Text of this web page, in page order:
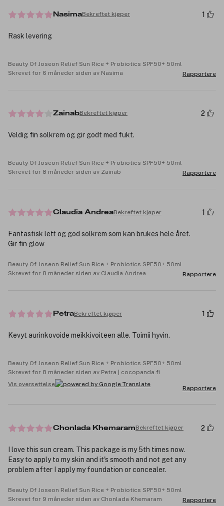
NasimaBekreftet kjøper 1
Rask levering
Beauty Of Joseon Relief Sun Rice + Probiotics SPF50+ 50ml
Skrevet for 6 måneder siden av Nasima
Rapportere
ZainabBekreftet kjøper 2
Veldig fin solkrem og gir godt med fukt.
Beauty Of Joseon Relief Sun Rice + Probiotics SPF50+ 50ml
Skrevet for 8 måneder siden av Zainab
Rapportere
Claudia AndreaBekreftet kjøper 1
Fantastisk lett og god solkrem som kan brukes hele året.
Gir fin glow
Beauty Of Joseon Relief Sun Rice + Probiotics SPF50+ 50ml
Skrevet for 8 måneder siden av Claudia Andrea
Rapportere
PetraBekreftet kjøper 1
Kevyt aurinkovoide meikkivoiteen alle. Toimii hyvin.
Beauty Of Joseon Relief Sun Rice + Probiotics SPF50+ 50ml
Skrevet for 8 måneder siden av Petra | cocopanda.fi
Vis oversettelse
Rapportere
Chonlada KhemaramBekreftet kjøper 2
I love this sun cream. This package is my 5th times now.
Easy to apply to my skin and it's smooth and not get any
problem after I apply my foundation or concealer.
Beauty Of Joseon Relief Sun Rice + Probiotics SPF50+ 50ml
Skrevet for 9 måneder siden av Chonlada Khemaram
Rapportere